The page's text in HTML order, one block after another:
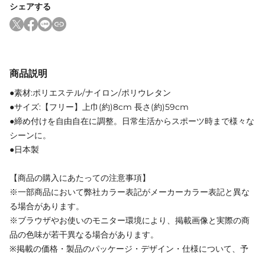
シェアする
商品説明
●素材:ポリエステル/ナイロン/ポリウレタン
●サイズ:【フリー】上巾(約)8cm 長さ(約)59cm
●締め付けを自由自在に調整。日常生活からスポーツ時まで様々な
シーンに。
●日本製
【商品の購入にあたっての注意事項】
※一部商品において弊社カラー表記がメーカーカラー表記と異な
る場合があります。
※ブラウザやお使いのモニター環境により、掲載画像と実際の商
品の色味が若干異なる場合があります。
※掲載の価格・製品のパッケージ・デザイン・仕様について、予